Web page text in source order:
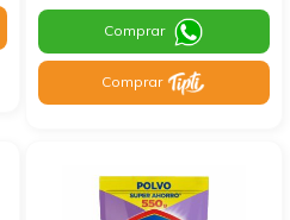
Comprar
Comprar